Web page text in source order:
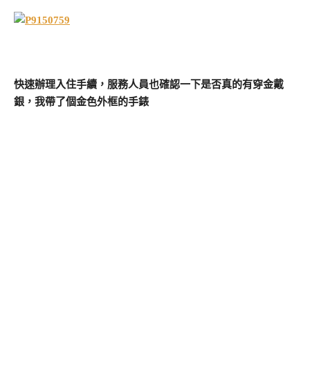
快速辦理入住手續，服務人員也確認一下是否真的有穿金戴
銀，我帶了個金色外框的手錶